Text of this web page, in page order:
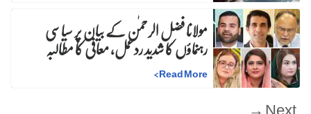
مولانا فضل الرحمٰن کے بیان پر سیاسی
رہنماؤں کا شدید ردعمل، معافی کا مطالبہ
Read More
>